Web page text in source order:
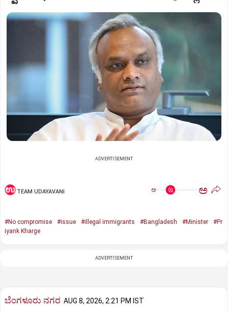
ADVERTISEMENT
TEAM UDAYAVANI ಅ ಅ
#No compromise #issue #illegal immigrants #Bangladesh #Minister
#Pr
iyank Kharge
ADVERTISEMENT
ಬೆಂಗಳೂರು ನಗರ AUG 8, 2026, 2:21 PM IST